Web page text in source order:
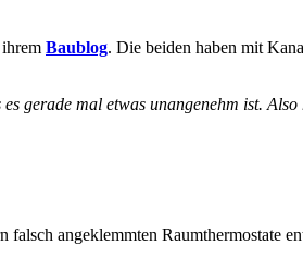
Baublog. Die beiden haben mit
gerade mal etwas unangenehm ist.
angeklemmten Raumthermostate